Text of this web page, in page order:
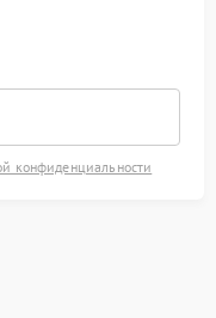
конфиденциальности